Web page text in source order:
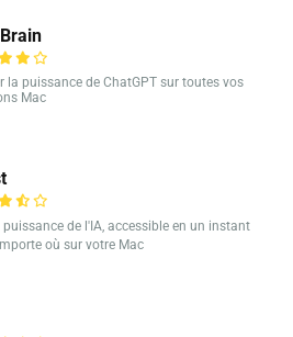
la puissance de ChatGPT sur toutes vos
Mac
puissance de l'IA, accessible en un instant
où sur votre Mac